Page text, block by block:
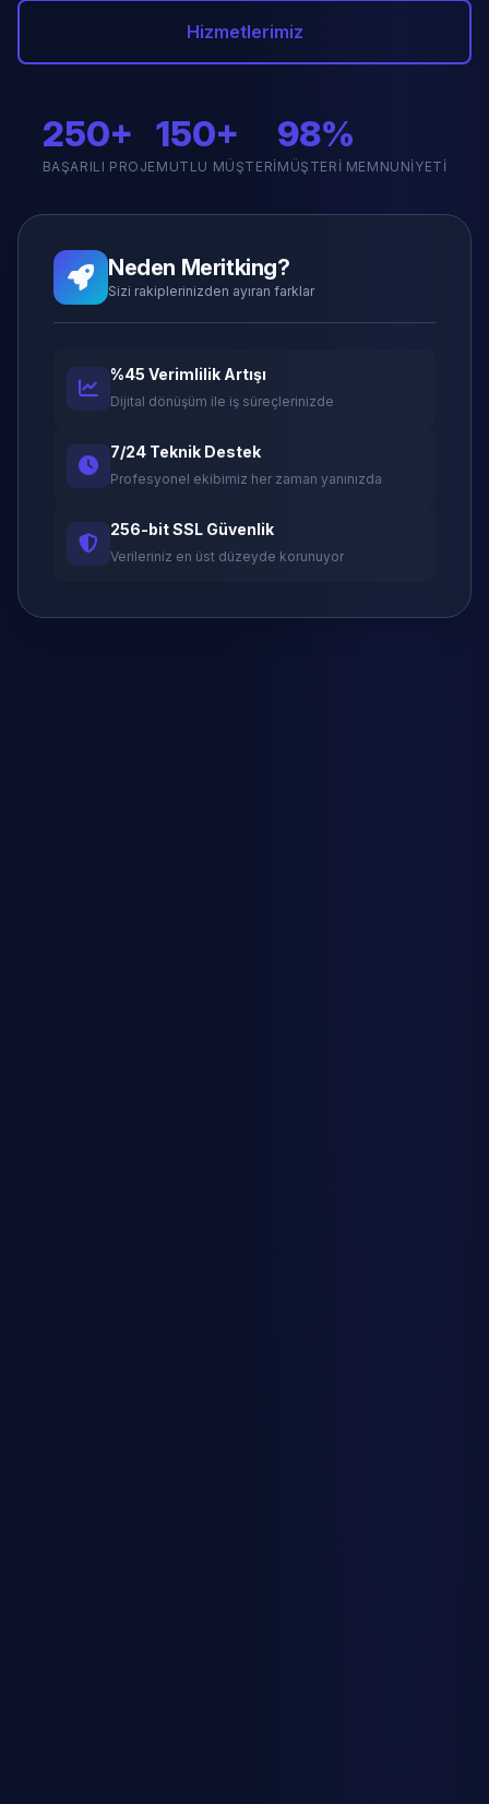
Hizmetlerimiz
250+
BAŞARILI PROJE
150+
MUTLU MÜŞTERI
98%
MÜŞTERI MEMNUNIYETI
Neden Meritking?
Sizi rakiplerinizden ayıran farklar
%45 Verimlilik Artışı
Dijital dönüşüm ile iş süreçlerinizde
7/24 Teknik Destek
Profesyonel ekibimiz her zaman yanınızda
256-bit SSL Güvenlik
Verileriniz en üst düzeyde korunuyor